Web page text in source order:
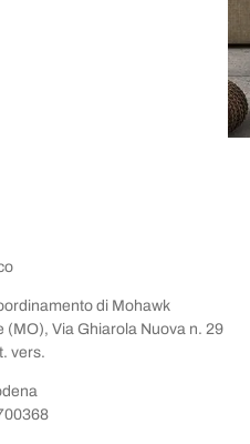
di Mohawk
Via Ghiarola Nuova n. 29
vers.